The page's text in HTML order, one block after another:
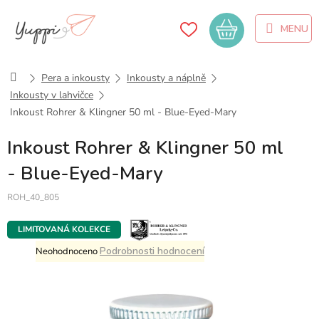
obsah
Nákupní
košík
DomůPera a inkousty
Inkousty a náplně
Inkousty v lahvičce
Inkoust Rohrer & Klingner 50 ml - Blue-Eyed-Mary
Inkoust Rohrer & Klingner 50 ml
- Blue-Eyed-Mary
ROH_40_805
LIMITOVANÁ KOLEKCE
Průměrné
hodnocení
NeohodnocenoPodrobnosti hodnocení